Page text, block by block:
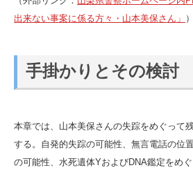
出来ない事案に係る方々・山本美保さん」 ）
手掛かりとその検討
本章では、山本美保さんの失踪をめぐって
する。自発的失踪の可能性、無言電話の位
の可能性、水死遺体YおよびDNA鑑定をめ